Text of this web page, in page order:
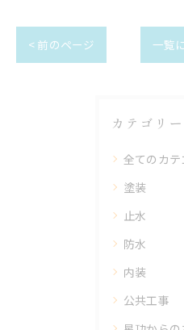
< 前のページ 一覧
カテゴリー
全てのカテ
塗装
止水
防水
内装
公共工事